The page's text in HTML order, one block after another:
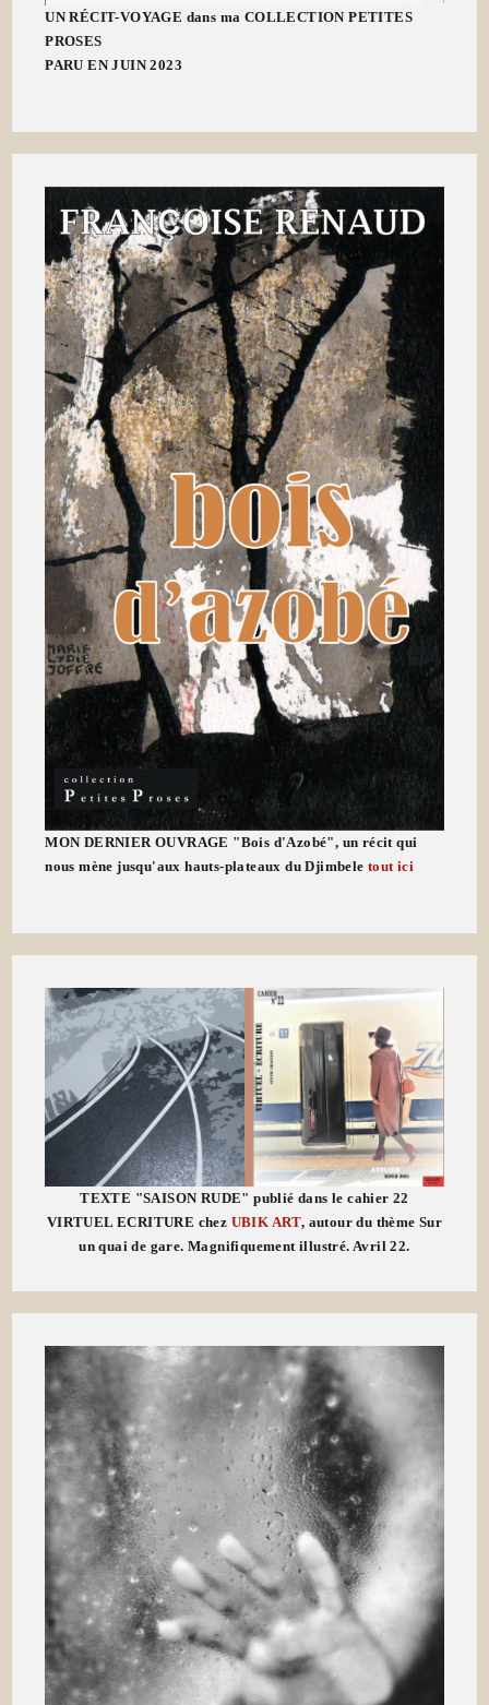
UN RÉCIT-VOYAGE dans ma COLLECTION PETITES
PROSES
PARU EN JUIN 2023
MON DERNIER OUVRAGE "Bois d'Azobé", un récit qui
nous mène jusqu'aux hauts-plateaux du Djimbeletout ici
TEXTE "SAISON RUDE" publié dans le cahier 22
VIRTUEL ECRITURE chez UBIK ART, autour du thème Sur
un quai de gare. Magnifiquement illustré. Avril 22.